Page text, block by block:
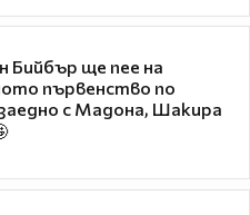
ще пее на
първенство по
с Мадона, Шакира